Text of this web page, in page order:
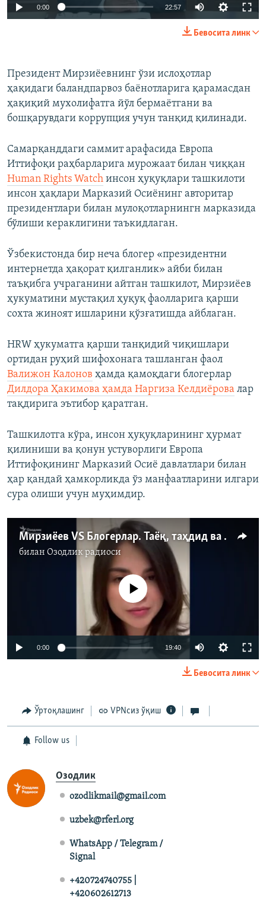
720p 1080p
0:00 22:57
720p
1080p
Бевосита линк
Президент Мирзиёевнинг ўзи ислоҳотлар
ҳақидаги баландпарвоз баёнотларига қарамасдан
ҳақиқий мухолифатга йўл бермаётгани ва
бошқарувдаги коррупция учун танқид қилинади.
Самарқанддаги саммит арафасида Европа
Иттифоқи раҳбарларига мурожаат билан чиққан
Human Rights Watch инсон ҳуқуқлари ташкилоти
инсон ҳақлари Марказий Осиёнинг авторитар
президентлари билан мулоқотларнингн марказида
бўлиши кераклигини таъкидлаган.
Ўзбекистонда бир неча блогер «президентни
интернетда ҳақорат қилганлик» айби билан
таъқибга учраганини айтган ташкилот, Мирзиёев
ҳукуматини мустақил ҳуқуқ фаолларига қарши
сохта жиноят ишларини қўзғатишда айблаган.
HRW ҳукуматга қарши танқидий чиқишлари
ортидан руҳий шифохонага ташланган фаол
Валижон Калонов ҳамда қамоқдаги блогерлар
Дилдора Ҳакимова ҳамда Наргиза Келдиёрова лар
тақдирига эътибор қаратган.
Ташкилотга кўра, инсон ҳуқуқларининг ҳурмат
қилиниши ва қонун устуворлиги Европа
Иттифоқининг Марказий Осиё давлатлари билан
ҳар қандай ҳамкорликда ўз манфаатларини илгари
сура олиши учун муҳимдир.
Мирзиёев VS Блогерлар. Таёқ, таҳдид ва таъма
билан Озодлик радиоси
240p 480p
Айни дамда медиа-манба мавжуд эмас
0:00 19:40
480p
720p
Бевосита линк
Ўртоқлашинг VPNсиз ўқиш
Follow us
Озодлик
ozodlikmail@gmail.com
uzbek@rferl.org
WhatsApp / Telegram /
Signal
+420724740755 |
+420602612713